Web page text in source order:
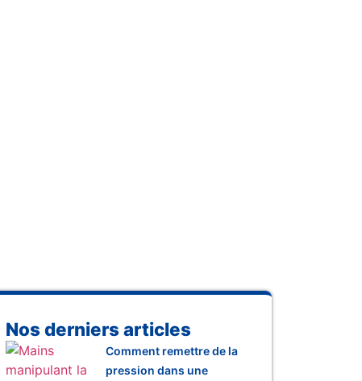
Nos derniers articles
Comment remettre de la
pression dans une